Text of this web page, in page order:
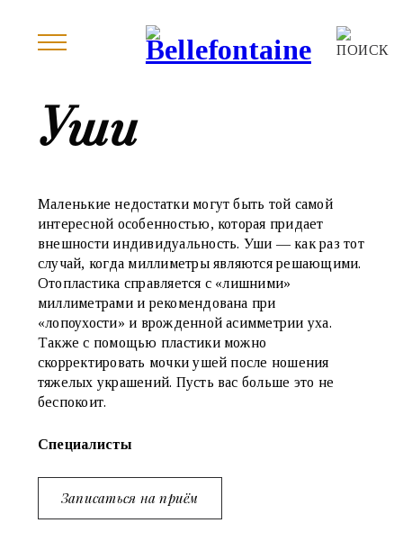
Уши
Маленькие недостатки могут быть той самой
интересной особенностью, которая придает
внешности индивидуальность. Уши — как раз тот
случай, когда миллиметры являются решающими.
Отопластика справляется с «лишними»
миллиметрами и рекомендована при
«лопоухости» и врожденной асимметрии уха.
Также с помощью пластики можно
скорректировать мочки ушей после ношения
тяжелых украшений. Пусть вас больше это не
беспокоит.
Специалисты
Записаться на приём